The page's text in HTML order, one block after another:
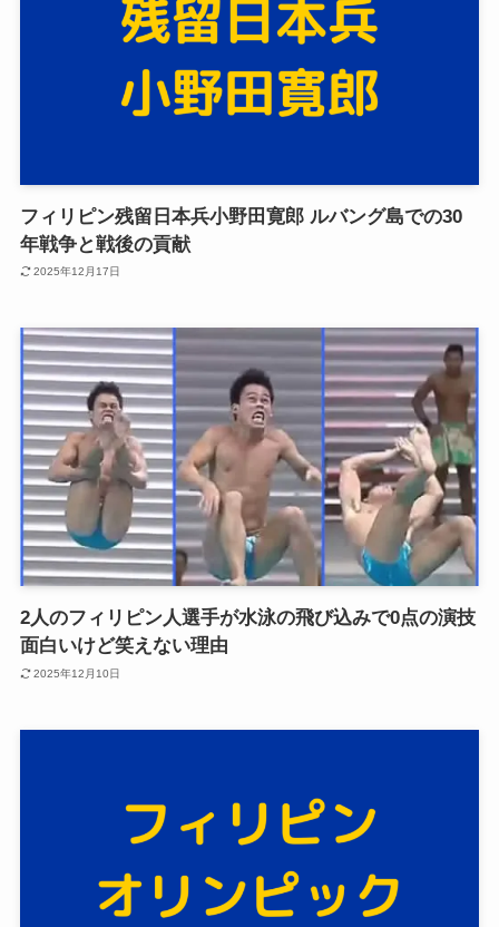
フィリピン残留日本兵小野田寛郎 ルバング島での30
年戦争と戦後の貢献
2025年12月17日
2人のフィリピン人選手が水泳の飛び込みで0点の演技
面白いけど笑えない理由
2025年12月10日